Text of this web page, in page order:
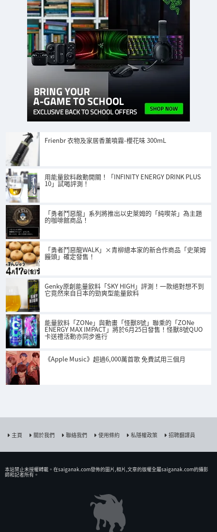
Frienbr 衣物及家居香薰噴霧-櫻花味 300mL
用能量飲料啟動開關！「INFINITY ENERGY DRINK PLUS
10」試喝評測！
「勇者鬥惡龍」系列將推出以史萊姆的「純喫茶」為主題
的咖啡館商品！
「勇者鬥惡龍WALK」×青柳總本家的新合作商品「史萊姆
饅頭」確定發售！
Genky原創能量飲料「SKY HIGH」評測！一款絕對想不到
它竟然來自日本的勁爽型能量飲料
能量飲料「ZONe」與動畫「怪獸8號」聯乘的「ZONe
ENERGY MAX IMPACT」將於6月25日發售！怪獸8號QUO
卡送禮活動亦同步進行
《Apple Music》超過6,000萬首歌 免費試用三個月
主頁 關於我們 聯絡我們 使用條約 私隱權政策 招聘翻譯員
本站禁止未授權𨍭載。在saiganak.com發佈的圖片,相片,文章的版權全屬saiganak.com的攝影
師和記者所有。